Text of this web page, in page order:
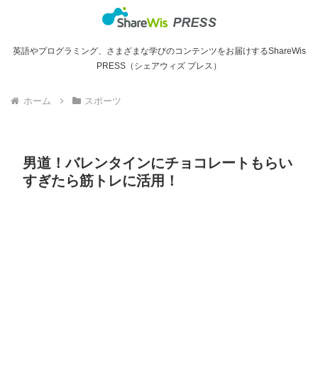
英語やプログラミング、さまざまな学びのコンテンツをお届けするShareWis
PRESS（シェアウィズ プレス）
ホーム スポーツ
男道！バレンタインにチョコレートもらい
すぎたら筋トレに活用！